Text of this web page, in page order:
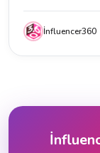
İnfluencer360